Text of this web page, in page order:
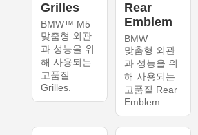
Grilles
BMW™ M5
맞춤형 외관
과 성능을 위
해 사용되는
고품질
Grilles.
Rear
Emblem
BMW
맞춤형 외관
과 성능을 위
해 사용되는
고품질 Rear
Emblem.